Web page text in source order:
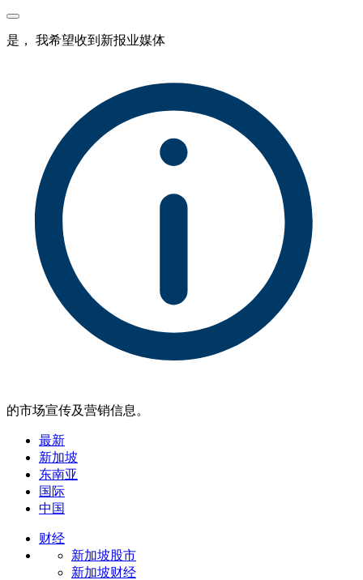
是， 我希望收到新报业媒体
的市场宣传及营销信息。
最新
新加坡
东南亚
国际
中国
财经
新加坡股市
新加坡财经